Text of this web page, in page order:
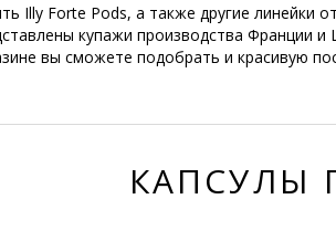
Illy Forte Pods, а также другие линейки
купажи производства Франции
вы сможете подобрать и красивую
КАПСУЛЫ